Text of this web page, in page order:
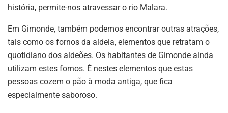
história, permite-nos atravessar o rio Malara.
Em Gimonde, também podemos encontrar outras atrações,
tais como os fornos da aldeia, elementos que retratam o
quotidiano dos aldeões. Os habitantes de Gimonde ainda
utilizam estes fornos. É nestes elementos que estas
pessoas cozem o pão à moda antiga, que fica
especialmente saboroso.